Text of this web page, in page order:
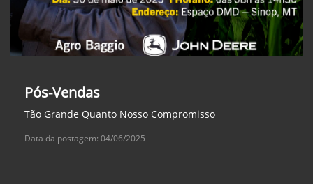
Pós-Vendas
Tão Grande Quanto Nosso Compromisso
Data da postagem: 04/06/2025